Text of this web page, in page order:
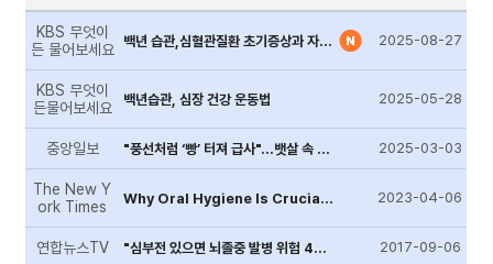
KBS 무엇이
든 물어보세요
백년 습관,심혈관질환 초기증상과 자가진단법 2025-08-27
KBS 무엇이
든물어보세요
백년습관, 심장 건강 운동법 2025-05-28
중앙일보 "풍선처럼 ‘빵’ 터져 급사"…뱃살 속 시한폭탄 잡는 이 검사 2025-03-03
The New Y
ork Times
Why Oral Hygiene Is Crucial to Your Overall Health 2023-04-06
연합뉴스TV "심부전 있으면 뇌졸중 발병 위험 4배에 달해" 2017-09-06